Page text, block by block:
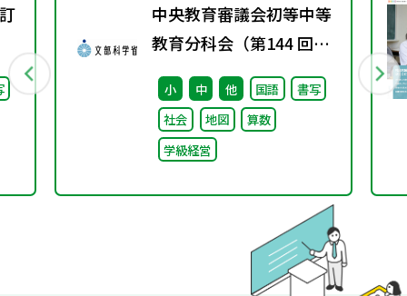
中央教育審議会初等中等
教育分科会（第144 回）
議事録
小 中 他 国語
書写
社会
地図
算数
学級経営